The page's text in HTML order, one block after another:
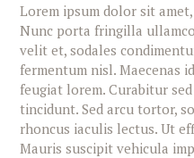
Lorem ipsum dolor sit
Nunc porta fringilla
velit et, sodales
fermentum nisl. Maecenas
feugiat lorem. Curabitur
tincidunt. Sed arcu tortor,
rhoncus iaculis lectus. Ut
Mauris suscipit vehicula